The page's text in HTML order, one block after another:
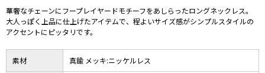
華奢なチェーンにフープレイヤードモチーフをあしらったロングネックレス。
大人っぽく上品に仕上げたアイテムで、程よいサイズ感がシンプルスタイルの
アクセントにピッタリです。
素材 真鍮 メッキ:ニッケルレス